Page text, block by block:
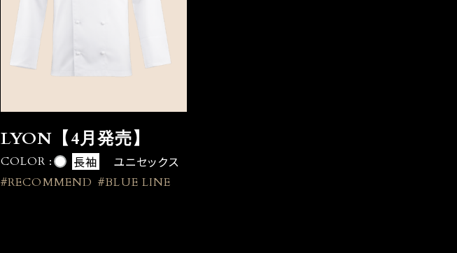
LYON【4月発売】
COLOR : 長袖 ユニセックス
#RECOMMEND #BLUE LINE